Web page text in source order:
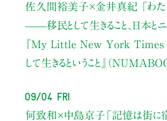
佐久間裕美子×金井真紀 「わたし
——移民として生きること、日本とニ
『My Little New York Times い
して生きるということ』（
09/04 Fri
何致和×中島京子 「記憶は街に宿